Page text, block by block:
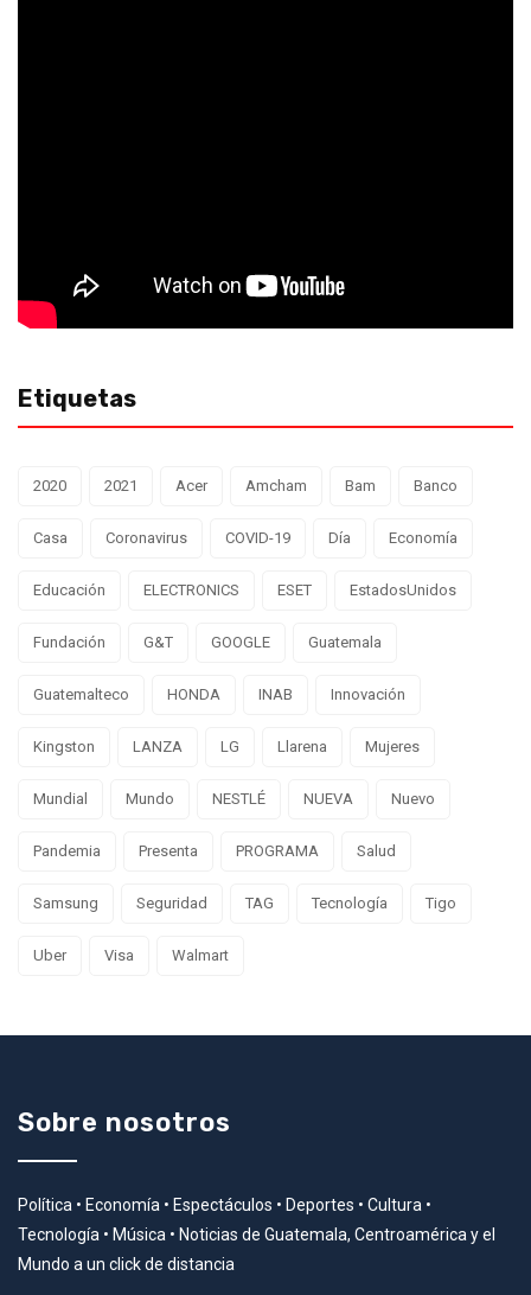
Etiquetas
2020 2021 Acer Amcham Bam Banco
Casa Coronavirus COVID-19 Día Economía
Educación ELECTRONICS ESET EstadosUnidos
Fundación G&T GOOGLE Guatemala
Guatemalteco HONDA INAB Innovación
Kingston LANZA LG Llarena Mujeres
Mundial Mundo NESTLÉ NUEVA Nuevo
Pandemia Presenta PROGRAMA Salud
Samsung Seguridad TAG Tecnología Tigo
Uber Visa Walmart
Sobre nosotros
Política • Economía • Espectáculos • Deportes • Cultura •
Tecnología • Música • Noticias de Guatemala, Centroamérica y el
Mundo a un click de distancia